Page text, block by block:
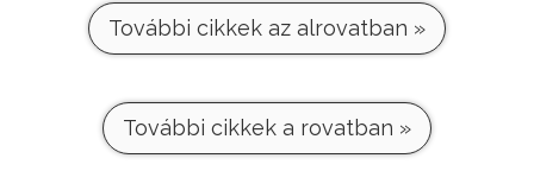
További cikkek az alrovatban »
További cikkek a rovatban »